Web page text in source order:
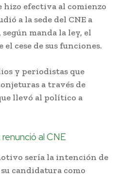
hizo efectiva al comienzo
a la sede del CNE a
manda la ley, el
cese de sus funciones.
y periodistas que
a través de
llevó al político a
al CNE
sería la intención de
candidatura como